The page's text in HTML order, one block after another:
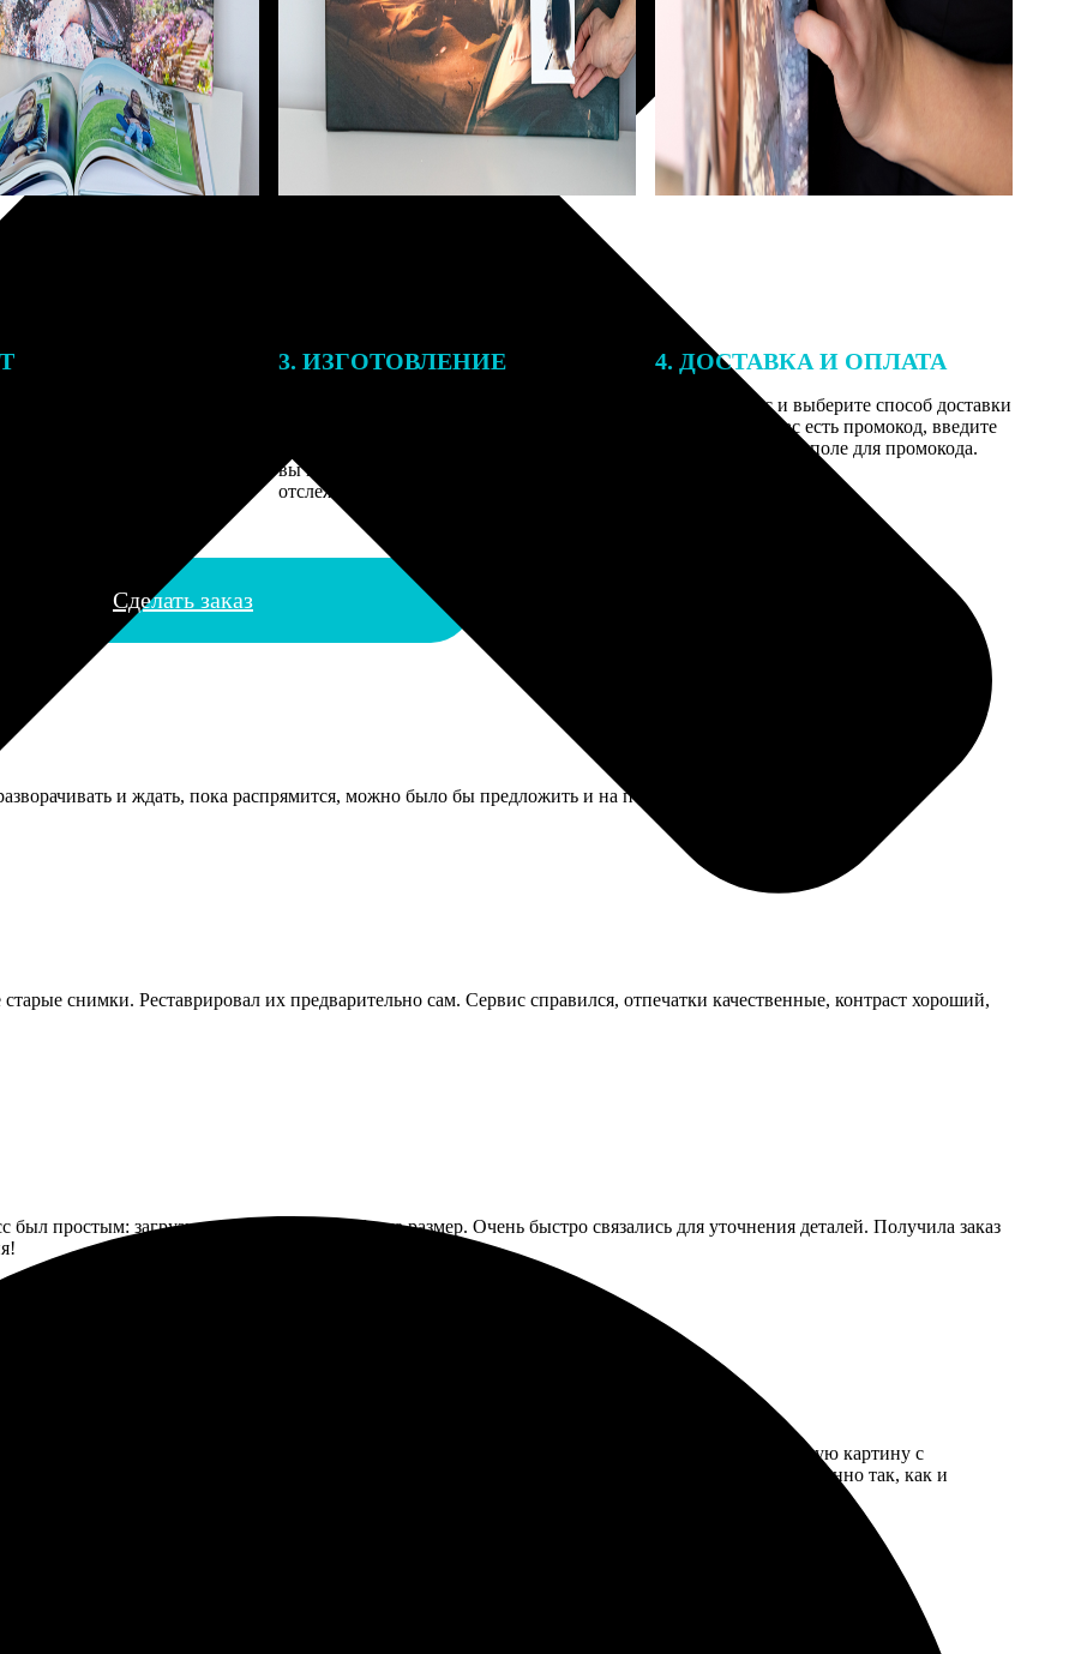
3. ИЗГОТОВЛЕНИЕ
вы получите письмо с трек-номером для
отслеживания.
4. ДОСТАВКА И ОПЛАТА
Введите адрес и выберите способ доставки
заказа. Если у вас есть промокод, введите
его в специальное поле для промокода.
Сделать заказ
и ждать, пока распрямится, можно было бы предложить и на подрамнике сразу.
снимки. Реставрировал их предварительно сам. Сервис справился, отпечатки качественные, контраст хороший,
был простым: загрузила изображение, выбрала размер. Очень быстро связались для уточнения деталей. Получила заказ
скоростью выполнения заказа и качеством работы. Всего за три дня мне доставили готовую картину с
оперативно отвечала на все вопросы, помогла с выбором размеров и материалов. Получилось именно так, как и